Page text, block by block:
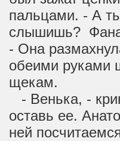
пальцами. - А
слышишь?
- Она
обеими руками
щекам.
- Венька, -
оставь ее.
ней